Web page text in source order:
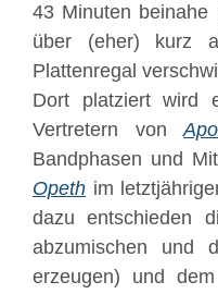
43 Minuten
über (eher) kurz
Plattenregal
Dort platziert wird
Vertretern von
Bandphasen und
Opeth im
dazu entschieden
abzumischen und
erzeugen) und